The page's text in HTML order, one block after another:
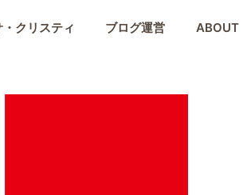
・クリスティ ブログ運営 ABOUT